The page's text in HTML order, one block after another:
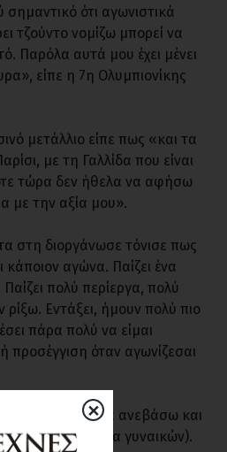
ότι αγωνιστικά
τζούντο νομίζω μπορεί να
Παρόλα αυτά μου έχει μένει
είπε η 7η Ολυμπιονίκης
μετάλλιο είπε πως «και τα
με τη Γαλλίδα που είναι
τώρα δεν ήθελα να αφήσω
με την αξία μου».
στη διοργάνωσε τόνισε πως
κάποιον αγώνα. Παίζει ένα
πολύ περίεργα, πολύ
ρίξω. Εντάξει, ήμουν πολύ πιο
πάρα πολύ να είμαι
προσέγγιση όταν αγωνίζεσαι
τον ύμνο και να ανεβάσω και
πρωτάθλημα γυναικών).
×